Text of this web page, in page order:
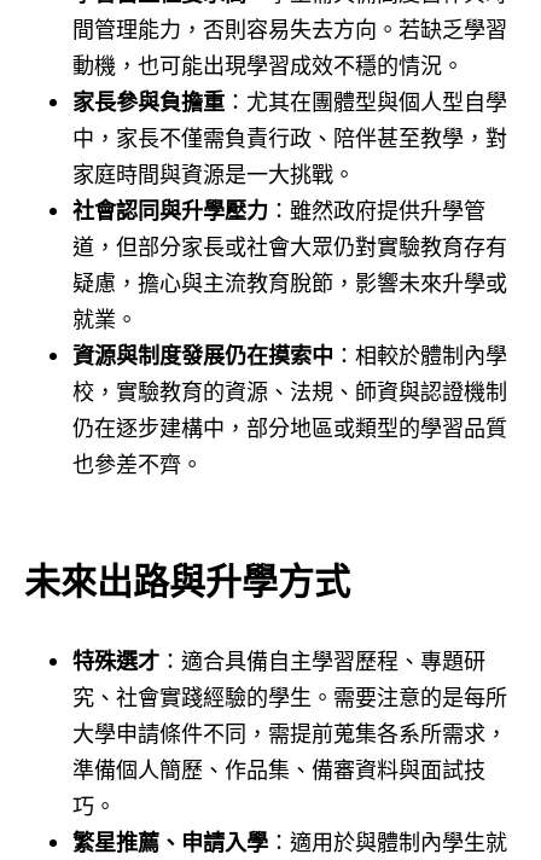
間管理能力，否則容易失去方向。若缺乏學習
動機，也可能出現學習成效不穩的情況。
家長參與負擔重 ：尤其在團體型與個人型自學
中，家長不僅需負責行政、陪伴甚至教學，對
家庭時間與資源是一大挑戰。
社會認同與升學壓力 ：雖然政府提供升學管
道，但部分家長或社會大眾仍對實驗教育存有
疑慮，擔心與主流教育脫節，影響未來升學或
就業。
資源與制度發展仍在摸索中 ：相較於體制內學
校，實驗教育的資源、法規、師資與認證機制
仍在逐步建構中，部分地區或類型的學習品質
也參差不齊。
未來出路與升學方式
特殊選才 ：適合具備自主學習歷程、專題研
究、社會實踐經驗的學生。需要注意的是每所
大學申請條件不同，需提前蒐集各系所需求，
準備個人簡歷、作品集、備審資料與面試技
巧。
繁星推薦、申請入學 ：適用於與體制內學生就